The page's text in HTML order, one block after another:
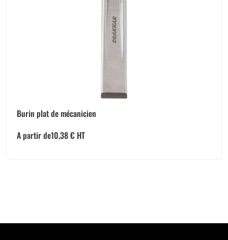
Burin plat de mécanicien
A partir de10,38€ HT